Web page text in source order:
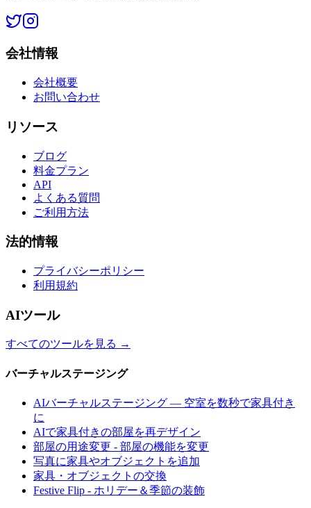
会社情報
会社概要
お問い合わせ
リソース
ブログ
料金プラン
API
よくある質問
ご利用方法
法的情報
プライバシーポリシー
利用規約
AIツール
すべてのツールを見る →
バーチャルステージング
AIバーチャルステージング — 空室を数秒で家具付き
に
AIで家具付きの部屋を再デザイン
部屋の用途変更 - 部屋の機能を変更
写真に家具やオブジェクトを追加
家具・オブジェクトの交換
Festive Flip - ホリデー＆季節の装飾